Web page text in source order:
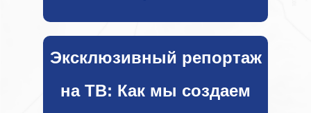
Эксклюзивный репортаж
на ТВ: Как мы создаем
Напишите нам